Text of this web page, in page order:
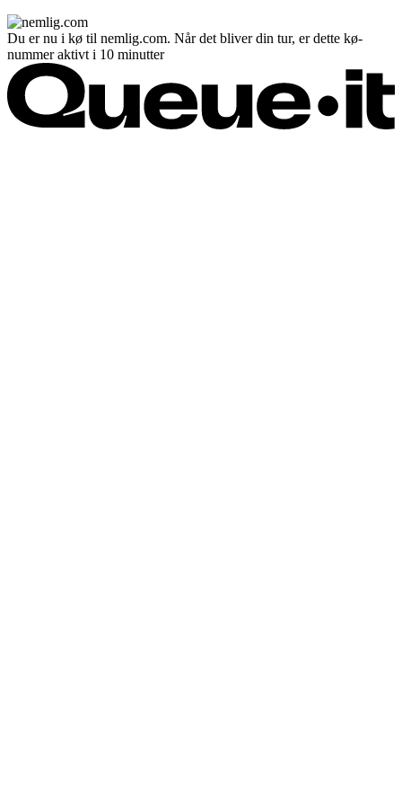
Du er nu i kø til nemlig.com. Når det bliver din tur, er dette kø-
nummer aktivt i 10 minutter